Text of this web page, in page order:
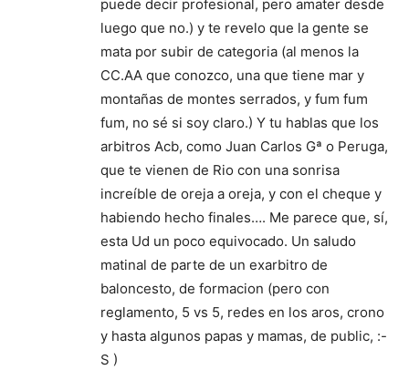
puede decir profesional, pero amater desde
luego que no.) y te revelo que la gente se
mata por subir de categoria (al menos la
CC.AA que conozco, una que tiene mar y
montañas de montes serrados, y fum fum
fum, no sé si soy claro.) Y tu hablas que los
arbitros Acb, como Juan Carlos Gª o Peruga,
que te vienen de Rio con una sonrisa
increíble de oreja a oreja, y con el cheque y
habiendo hecho finales…. Me parece que, sí,
esta Ud un poco equivocado. Un saludo
matinal de parte de un exarbitro de
baloncesto, de formacion (pero con
reglamento, 5 vs 5, redes en los aros, crono
y hasta algunos papas y mamas, de public, :-
S )